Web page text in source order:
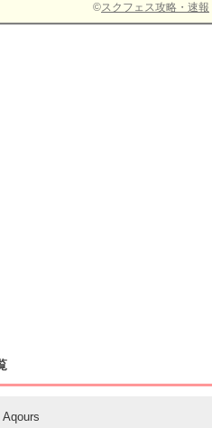
©スクフェス攻略・速報
Aqours